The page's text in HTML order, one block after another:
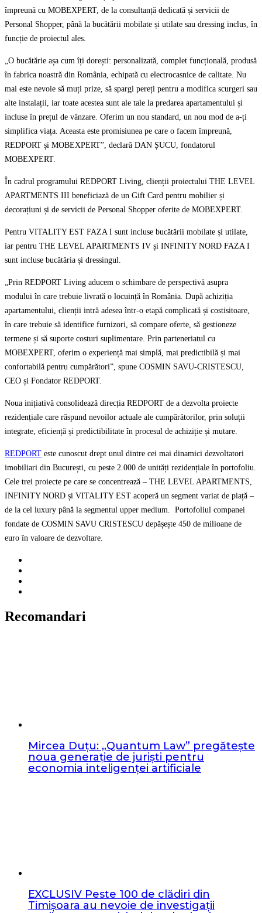
împreună cu MOBEXPERT, de la consultanță dedicată și servicii de
Personal Shopper, până la bucătării mobilate și utilate sau dressing inclus, în
funcție de proiectul ales.
„O bucătărie așa cum îți dorești: personalizată, complet funcțională, produsă
în fabrica noastră din România, echipată cu electrocasnice de calitate. Nu
mai este nevoie să muți prize, să spargi pereți pentru a modifica scurgeri sau
alte instalații, iar toate acestea sunt ale tale la predarea apartamentului și
incluse în prețul de vânzare. Oferim un nou standard, un nou mod de a-ți
simplifica viața. Aceasta este promisiunea pe care o facem împreună,
REDPORT și MOBEXPERT”, declară DAN ȘUCU, fondatorul
MOBEXPERT.
În cadrul programului REDPORT Living, clienții proiectului THE LEVEL
APARTMENTS III beneficiază de un Gift Card pentru mobilier și
decorațiuni și de servicii de Personal Shopper oferite de MOBEXPERT.
Pentru VITALITY EST FAZA I sunt incluse bucătării mobilate și utilate,
iar pentru THE LEVEL APARTMENTS IV și INFINITY NORD FAZA I
sunt incluse bucătăria și dressingul.
„Prin REDPORT Living aducem o schimbare de perspectivă asupra
modului în care trebuie livrată o locuință în România. După achiziția
apartamentului, clienții intră adesea într-o etapă complicată și costisitoare,
în care trebuie să identifice furnizori, să compare oferte, să gestioneze
termene și să suporte costuri suplimentare. Prin parteneriatul cu
MOBEXPERT, oferim o experiență mai simplă, mai predictibilă și mai
confortabilă pentru cumpărători”, spune COSMIN SAVU-CRISTESCU,
CEO și Fondator REDPORT.
Noua inițiativă consolidează direcția REDPORT de a dezvolta proiecte
rezidențiale care răspund nevoilor actuale ale cumpărătorilor, prin soluții
integrate, eficiență și predictibilitate în procesul de achiziție și mutare.
REDPORT este cunoscut drept unul dintre cei mai dinamici dezvoltatori
imobiliari din București, cu peste 2.000 de unități rezidențiale în portofoliu.
Cele trei proiecte pe care se concentrează – THE LEVEL APARTMENTS,
INFINITY NORD și VITALITY EST acoperă un segment variat de piață –
de la cel luxury până la segmentul upper medium. Portofoliul companei
fondate de COSMIN SAVU CRISTESCU depășește 450 de milioane de
euro în valoare de dezvoltare.
Recomandari
Mircea Duțu: „Quantum Law” pregătește
noua generație de juriști pentru
economia inteligenței artificiale
EXCLUSIV Peste 100 de clădiri din
Timișoara au nevoie de investigații